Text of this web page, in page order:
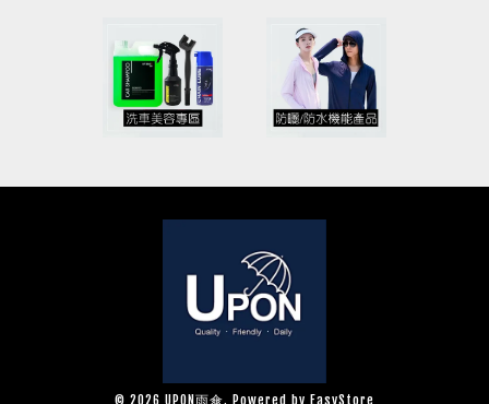
© 2026 UPON雨傘. Powered by EasyStore